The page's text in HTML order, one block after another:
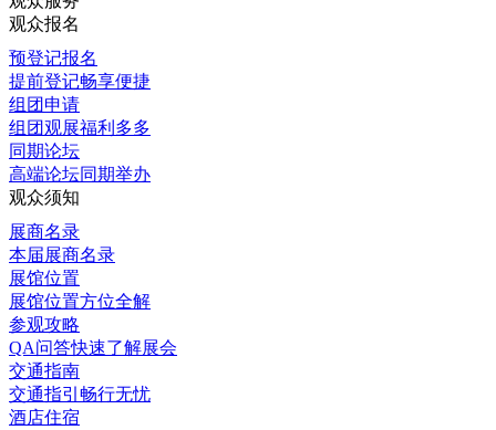
观众报名
预登记报名
提前登记畅享便捷
组团申请
组团观展福利多多
同期论坛
高端论坛同期举办
观众须知
展商名录
本届展商名录
展馆位置
展馆位置方位全解
参观攻略
QA问答快速了解展会
交通指南
交通指引畅行无忧
酒店住宿